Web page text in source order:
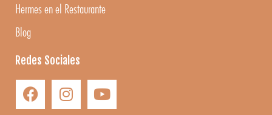
Hermes en el Restaurante
Blog
Redes Sociales